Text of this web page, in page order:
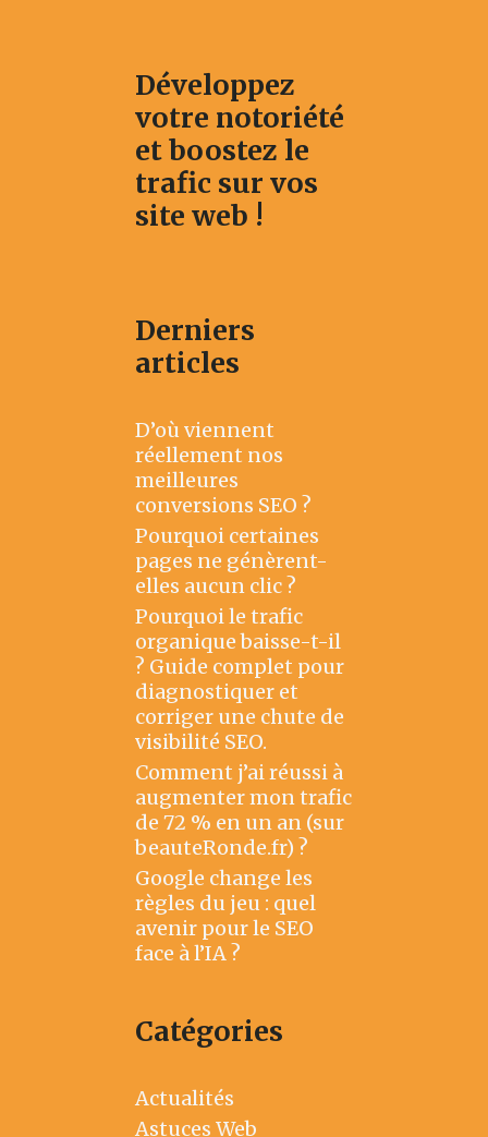
Développez
votre notoriété
et boostez le
trafic sur vos
site web !
Derniers
articles
D’où viennent
réellement nos
meilleures
conversions SEO ?
Pourquoi certaines
pages ne génèrent-
elles aucun clic ?
Pourquoi le trafic
organique baisse-t-il
? Guide complet pour
diagnostiquer et
corriger une chute de
visibilité SEO.
Comment j’ai réussi à
augmenter mon trafic
de 72 % en un an (sur
beauteRonde.fr) ?
Google change les
règles du jeu : quel
avenir pour le SEO
face à l’IA ?
Catégories
Actualités
Astuces Web